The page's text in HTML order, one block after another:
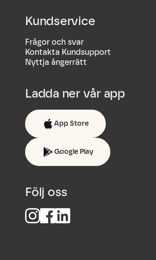
Kundservice
Frågor och svar
Kontakta Kundsupport
Nyttja ångerrätt
Ladda ner vår app
App Store
Google Play
Följ oss